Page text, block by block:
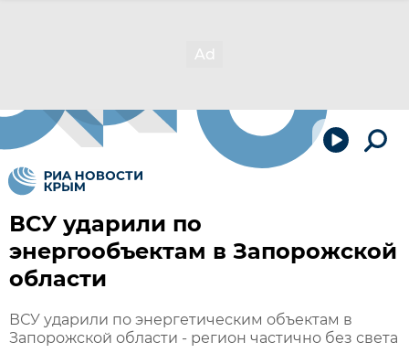
ВСУ ударили по
энергообъектам в Запорожской
области
ВСУ ударили по энергетическим объектам в
Запорожской области - регион частично без света